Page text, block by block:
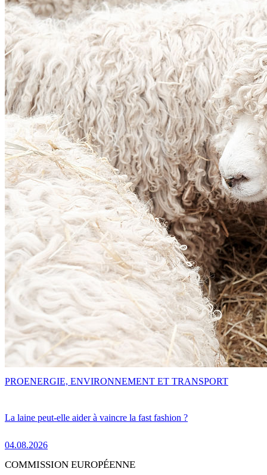
La laine peut-elle aider à vaincre la fast fashion ?
04.08.2026
PROENERGIE, ENVIRONNEMENT ET TRANSPORT
COMMISSION EUROPÉENNE